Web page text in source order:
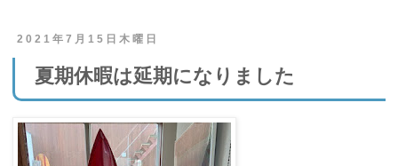
2021年7月15日木曜日
夏期休暇は延期になりました